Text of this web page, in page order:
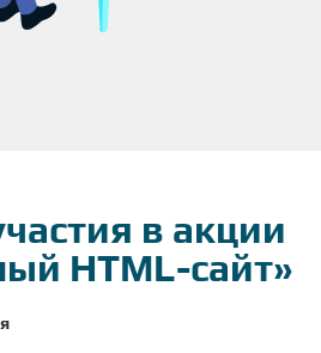
в акции
HTML-сайт»